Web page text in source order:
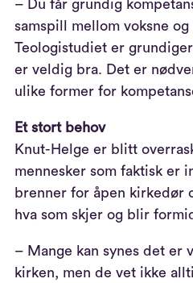
– Du får grundig
samspill mellom voksne og
Teologistudiet er
er veldig bra. Det er
ulike former for
Et stort behov
Knut-Helge er blitt
mennesker som faktisk er
brenner for åpen kirkedør
hva som skjer og blir
– Mange kan synes det er
kirken, men de vet ikke